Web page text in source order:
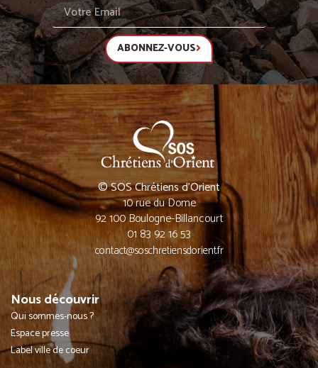
ABONNEZ-VOUS
© SOS Chrétiens d’Orient
10 rue du Dome
92 100 Boulogne-Billancourt
01 83 92 16 53
contact@soschretiensdorient.fr
Nous découvrir
Qui sommes-nous ?
Espace presse
Label ville de coeur